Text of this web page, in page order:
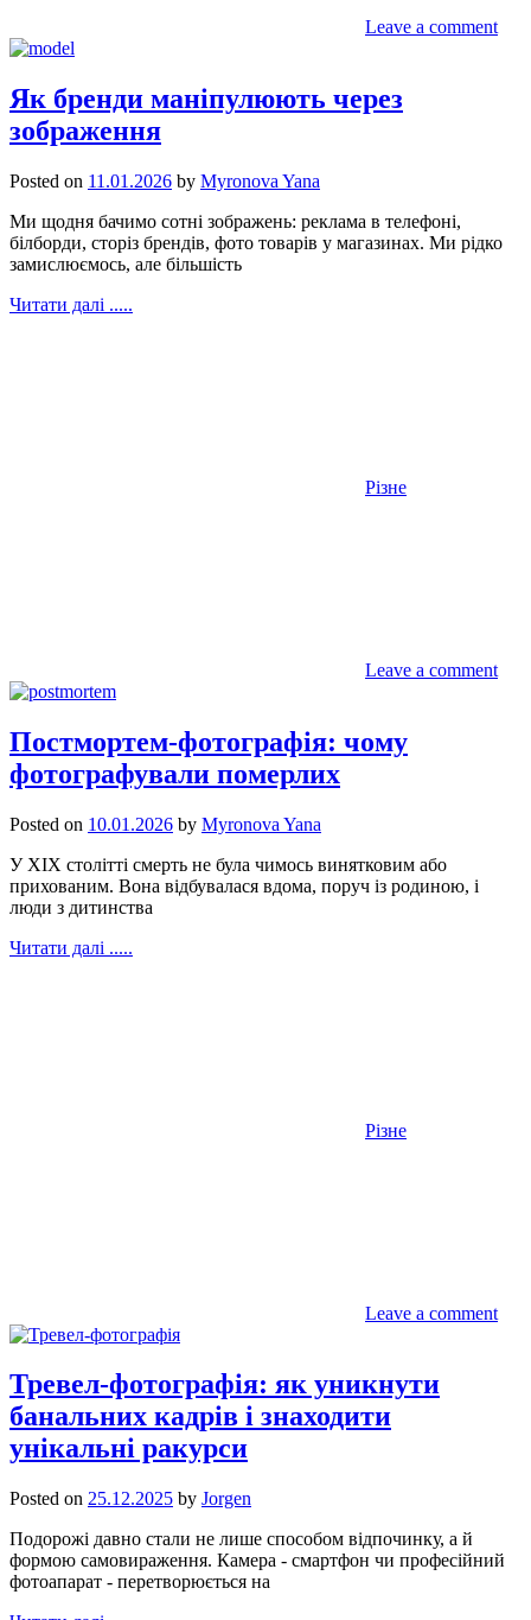
Leave a comment
Як бренди маніпулюють через
зображення
Posted on 11.01.2026 by Myronova Yana
Ми щодня бачимо сотні зображень: реклама в телефоні,
білборди, сторіз брендів, фото товарів у магазинах. Ми рідко
замислюємось, але більшість
Читати далі .....
Різне
Leave a comment
Постмортем-фотографія: чому
фотографували померлих
Posted on 10.01.2026 by Myronova Yana
У ХІХ столітті смерть не була чимось винятковим або
прихованим. Вона відбувалася вдома, поруч із родиною, і
люди з дитинства
Читати далі .....
Різне
Leave a comment
Тревел-фотографія: як уникнути
банальних кадрів і знаходити
унікальні ракурси
Posted on 25.12.2025 by Jorgen
Подорожі давно стали не лише способом відпочинку, а й
формою самовираження. Камера - смартфон чи професійний
фотоапарат - перетворюється на